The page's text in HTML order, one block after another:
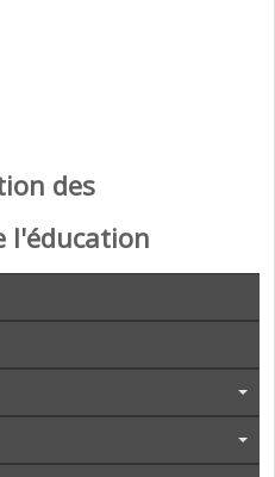
des
l'éducation